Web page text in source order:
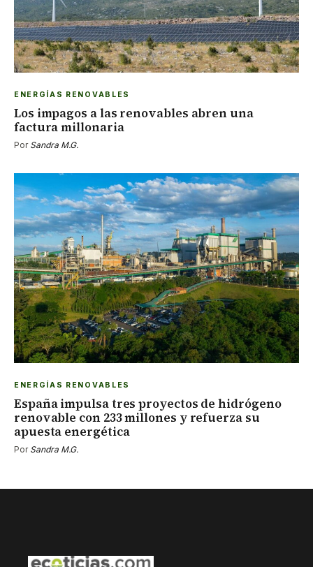
ENERGÍAS RENOVABLES
Los impagos a las renovables abren una
factura millonaria
Por Sandra M.G.
ENERGÍAS RENOVABLES
España impulsa tres proyectos de hidrógeno
renovable con 233 millones y refuerza su
apuesta energética
Por Sandra M.G.